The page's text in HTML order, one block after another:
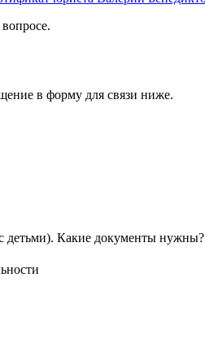
в форму для связи ниже.
детьми). Какие документы нужны?